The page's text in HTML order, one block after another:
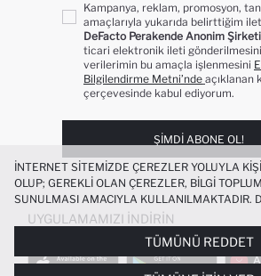
Kampanya, reklam, promosyon,
amaçlarıyla yukarıda belirttiğim
DeFacto Perakende Anonim Şirketi
ticari elektronik ileti
verilerimin bu amaçla işlenmesini
Bilgilendirme Metni’nde açıklanan
çerçevesinde kabul ediyorum.
ŞIMDI ABONE OL!
UYGULAMAMIZI İNDIRIN
İNTERNET SITEMIZDE ÇEREZLER YOLUYLA
OLUP; GEREKLI OLAN ÇEREZLER, BILGI
SUNULMASI AMACIYLA KULLANILMAKTADIR.
ÜÇÜNCÜ TARAF ÇEREZLER ISE SIZE DAHA IYI
DENEYIMI SUNULABILMESI, SITEMIZIN DAHA
KIŞISELLEŞTIRMESI VE AÇIK RIZA VERMENIZ
YÖNELIK PAZARLAMA FAALIYETLERININ
TÜMÜNÜ REDDET